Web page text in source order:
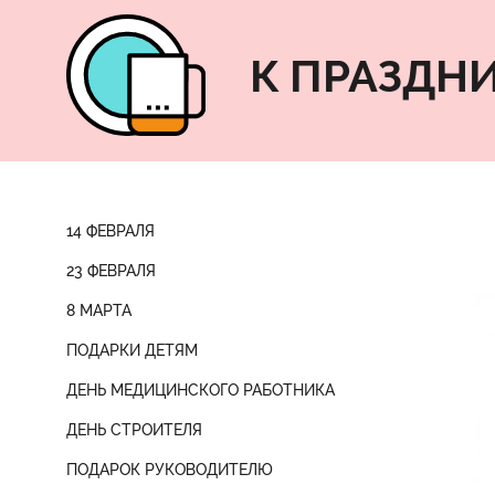
К
14 ФЕВРАЛЯ
23 ФЕВРАЛЯ
8 МАРТА
ПОДАРКИ ДЕТЯМ
ДЕНЬ МЕДИЦИНСКОГО РАБОТНИКА
ДЕНЬ СТРОИТЕЛЯ
ПОДАРОК РУКОВОДИТЕЛЮ